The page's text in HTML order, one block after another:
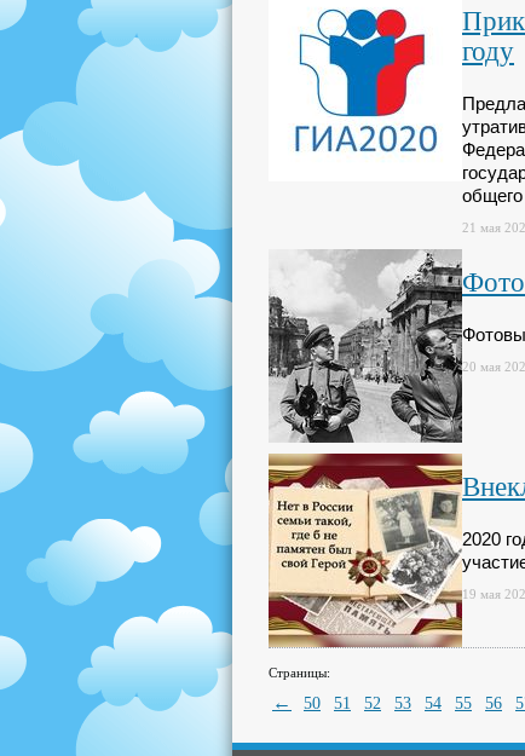
году
21 мая
20 мая
2020
19 мая
Страницы:
← 50 51 52 53 54 55 56